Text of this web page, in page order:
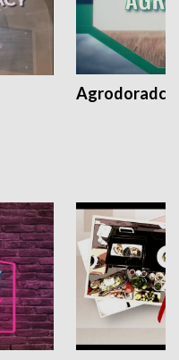
Agrodoradcy